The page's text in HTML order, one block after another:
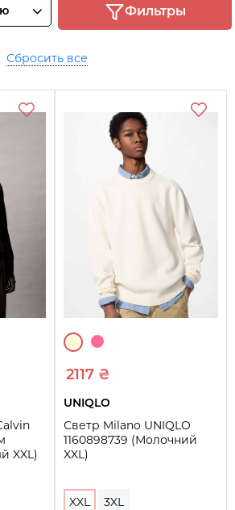
Смотреть
Смотреть
товары
Фильтры
Сбросить все
XXL)
2117 ₴
UNIQLO
Светр Milano UNIQLO
1160898739 (Молочний
XXL)
XXL 3XL